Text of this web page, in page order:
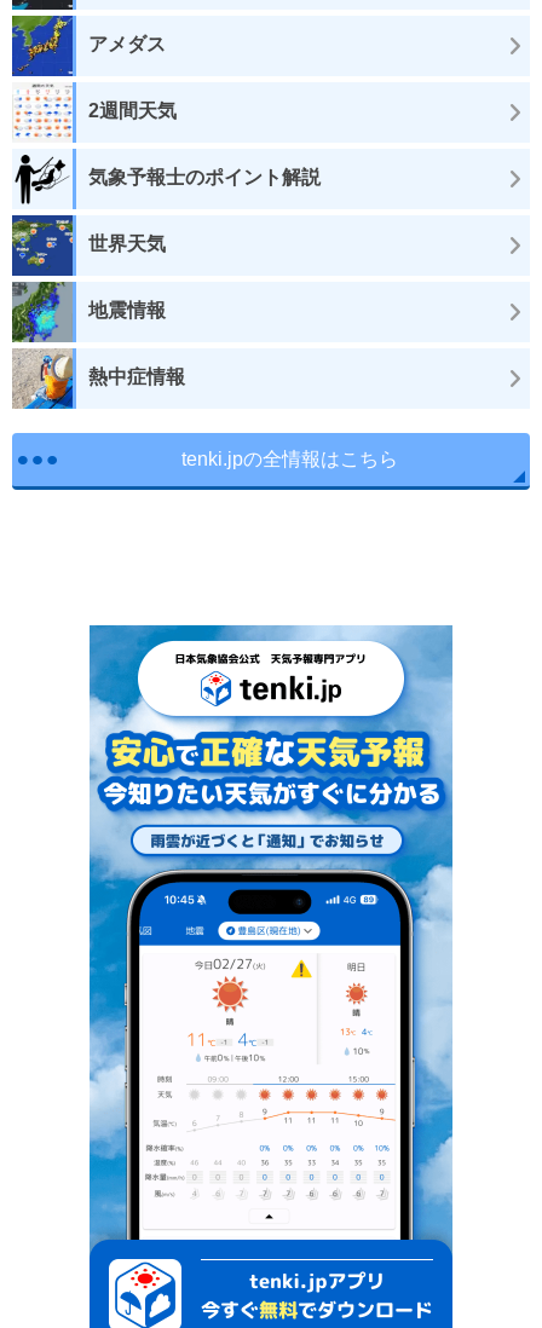
アメダス
2週間天気
気象予報士のポイント解説
世界天気
地震情報
熱中症情報
tenki.jpの全情報はこちら